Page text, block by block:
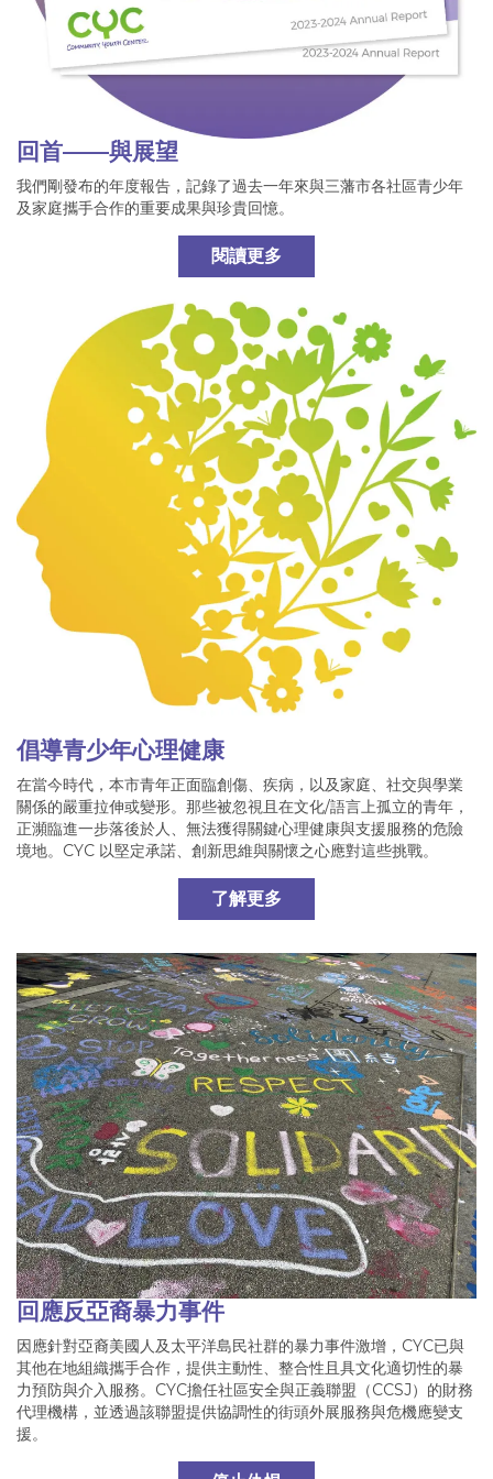
回首——與展望
我們剛發布的年度報告，記錄了過去一年來與三藩市各社區青少年
及家庭攜手合作的重要成果與珍貴回憶。
閱讀更多
倡導青少年心理健康
在當今時代，本市青年正面臨創傷、疾病，以及家庭、社交與學業
關係的嚴重拉伸或變形。那些被忽視且在文化/語言上孤立的青年，
正瀕臨進一步落後於人、無法獲得關鍵心理健康與支援服務的危險
境地。CYC 以堅定承諾、創新思維與關懷之心應對這些挑戰。
了解更多
回應反亞裔暴力事件
因應針對亞裔美國人及太平洋島民社群的暴力事件激增，CYC已與
其他在地組織攜手合作，提供主動性、整合性且具文化適切性的暴
力預防與介入服務。CYC擔任社區安全與正義聯盟（CCSJ）的財務
代理機構，並透過該聯盟提供協調性的街頭外展服務與危機應變支
援。